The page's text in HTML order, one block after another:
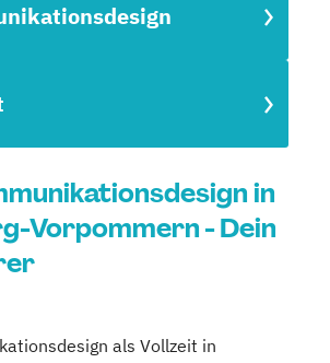
in
Vorpommern - Dein
als Vollzeit in